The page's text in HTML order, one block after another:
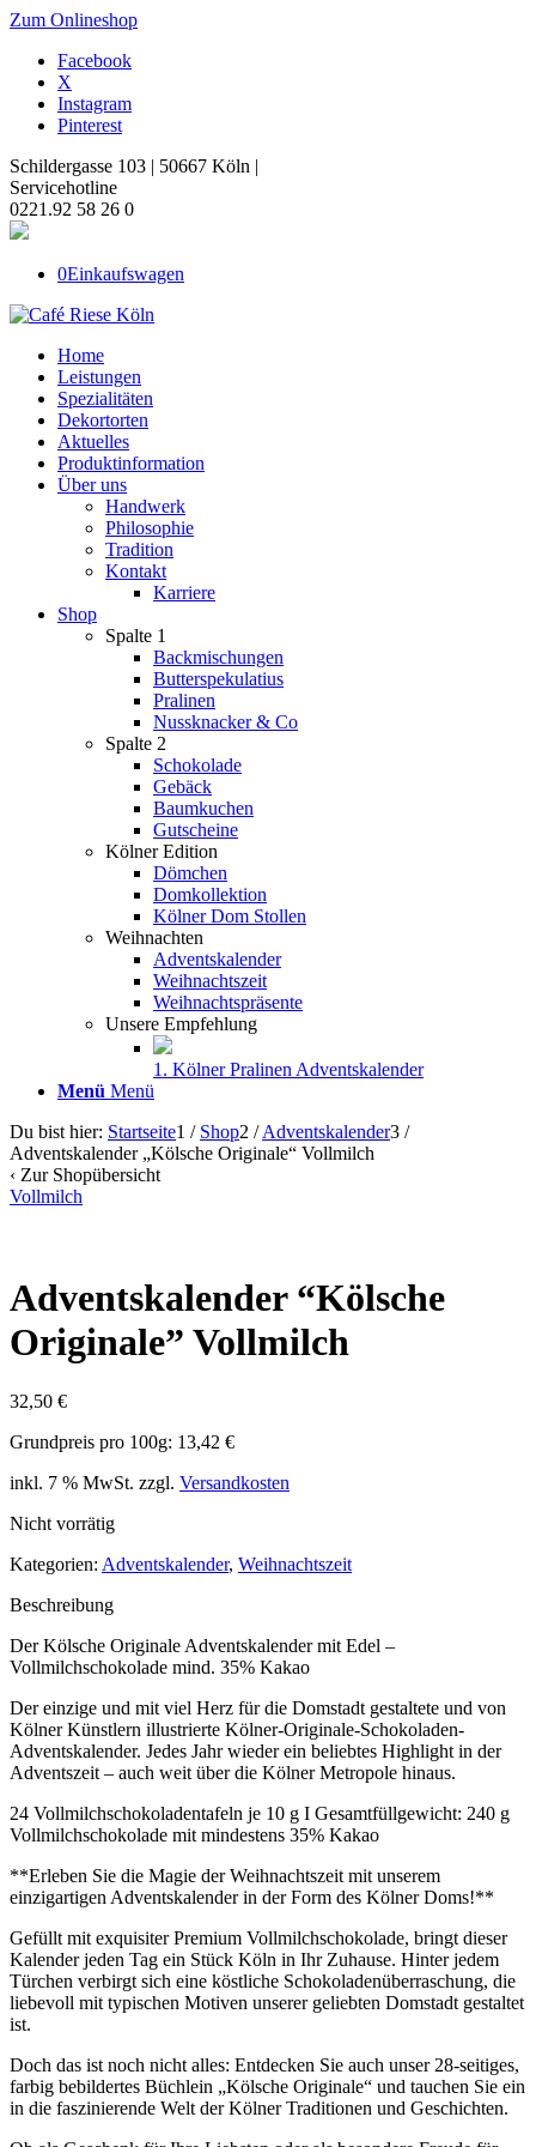
Zum Onlineshop
Facebook
X
Instagram
Pinterest
Schildergasse 103 | 50667 Köln |
Servicehotline
0221.92 58 26 0
0Einkaufswagen
Home
Leistungen
Spezialitäten
Dekortorten
Aktuelles
Produktinformation
Über uns
Handwerk
Philosophie
Tradition
Kontakt
Karriere
Shop
Spalte 1
Backmischungen
Butterspekulatius
Pralinen
Nussknacker & Co
Spalte 2
Schokolade
Gebäck
Baumkuchen
Gutscheine
Kölner Edition
Dömchen
Domkollektion
Kölner Dom Stollen
Weihnachten
Adventskalender
Weihnachtszeit
Weihnachtspräsente
Unsere Empfehlung
1. Kölner Pralinen Adventskalender
Menü Menü
Du bist hier: Startseite1 / Shop2 / Adventskalender3 /
Adventskalender „Kölsche Originale“ Vollmilch
‹ Zur Shopübersicht
Vollmilch
Adventskalender “Kölsche
Originale” Vollmilch
32,50 €
Grundpreis pro 100g: 13,42 €
inkl. 7 % MwSt. zzgl. Versandkosten
Nicht vorrätig
Kategorien: Adventskalender, Weihnachtszeit
Beschreibung
Der Kölsche Originale Adventskalender mit Edel –
Vollmilchschokolade mind. 35% Kakao
Der einzige und mit viel Herz für die Domstadt gestaltete und von
Kölner Künstlern illustrierte Kölner-Originale-Schokoladen-
Adventskalender. Jedes Jahr wieder ein beliebtes Highlight in der
Adventszeit – auch weit über die Kölner Metropole hinaus.
24 Vollmilchschokoladentafeln je 10 g I Gesamtfüllgewicht: 240 g
Vollmilchschokolade mit mindestens 35% Kakao
**Erleben Sie die Magie der Weihnachtszeit mit unserem
einzigartigen Adventskalender in der Form des Kölner Doms!**
Gefüllt mit exquisiter Premium Vollmilchschokolade, bringt dieser
Kalender jeden Tag ein Stück Köln in Ihr Zuhause. Hinter jedem
Türchen verbirgt sich eine köstliche Schokoladenüberraschung, die
liebevoll mit typischen Motiven unserer geliebten Domstadt gestaltet
ist.
Doch das ist noch nicht alles: Entdecken Sie auch unser 28-seitiges,
farbig bebildertes Büchlein „Kölsche Originale“ und tauchen Sie ein
in die faszinierende Welt der Kölner Traditionen und Geschichten.